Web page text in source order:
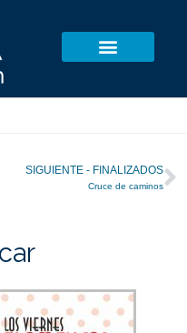
SIGUIENTE - FINALIZADOS
Cruce de caminos